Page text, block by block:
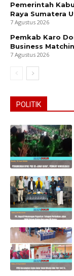
Pemerintah
Raya Sumatera
7 Agustus 2026
Pemkab Karo
Business
7 Agustus 2026
POLITIK